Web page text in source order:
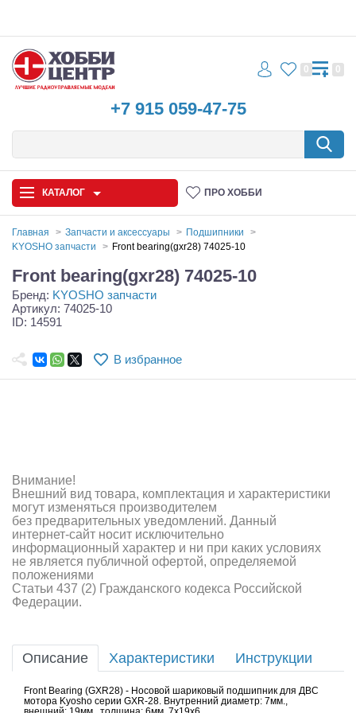
+7 915 059-47-75
0 0
КАТАЛОГ ПРО ХОББИ
Запчасти и аксессуары
Игрушки
Самолеты
Аппаратура и электроника
Аккумуляторы и батарейки
Зарядные устройства и блоки питания
Двигатели
Инструмент,измерительные приборы,расходники
Оптовая продажа запчастей для моделей
Главная Запчасти и аксессуары
Подшипники
KYOSHO запчасти
Front bearing(gxr28) 74025-10
Front bearing(gxr28) 74025-10
Бренд: KYOSHO запчасти
Артикул: 74025-10
ID: 14591
В избранное
Внимание!
Внешний вид товара, комплектация и характеристики
могут изменяться производителем
без предварительных уведомлений. Данный
интернет-сайт носит исключительно
информационный характер и ни при каких условиях
не является публичной офертой, определяемой
положениями
Статьи 437 (2) Гражданского кодекса Российской
Федерации.
Описание Характеристики Инструкции
Front Bearing (GXR28) - Носовой шариковый подшипник для ДВС
мотора Kyosho серии GXR-28. Внутренний диаметр: 7мм.,